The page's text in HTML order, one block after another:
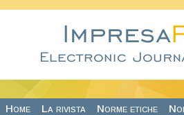
Home La rivista Norme etiche